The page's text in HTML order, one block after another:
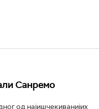
Санремо
од најишчекиванијих